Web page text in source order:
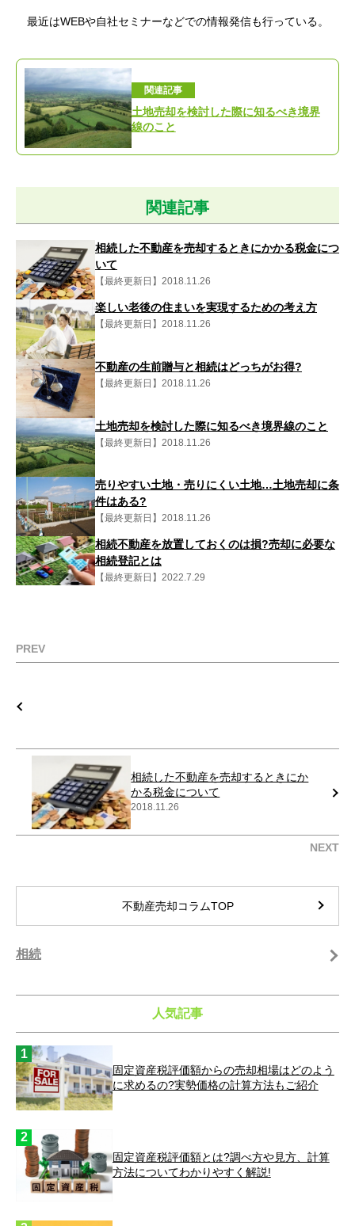
最近はWEBや自社セミナーなどでの情報発信も行っている。
関連記事
土地売却を検討した際に知るべき境界
線のこと
関連記事
相続した不動産を売却するときにかかる税金につ
いて
【最終更新日】2018.11.26
楽しい老後の住まいを実現するための考え方
【最終更新日】2018.11.26
不動産の生前贈与と相続はどっちがお得?
【最終更新日】2018.11.26
土地売却を検討した際に知るべき境界線のこと
【最終更新日】2018.11.26
売りやすい土地・売りにくい土地…土地売却に条
件はある?
【最終更新日】2018.11.26
相続不動産を放置しておくのは損?売却に必要な
相続登記とは
【最終更新日】2022.7.29
PREV
NEXT
相続した不動産を売却するときにか
かる税金について
2018.11.26
不動産売却コラムTOP
相続
人気記事
固定資産税評価額からの売却相場はどのよう
に求めるの?実勢価格の計算方法もご紹介
固定資産税評価額とは?調べ方や見方、計算
方法についてわかりやすく解説!